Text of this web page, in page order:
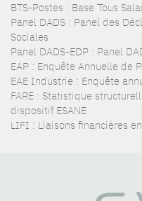
BTS-Postes : Base Tous
Panel DADS : Panel des
Sociales
Panel DADS-EDP : Panel
EAP : Enquête Annuelle de
EAE Industrie : Enquête
FARE : Statistique
dispositif ESANE
LIFI : Liaisons financières